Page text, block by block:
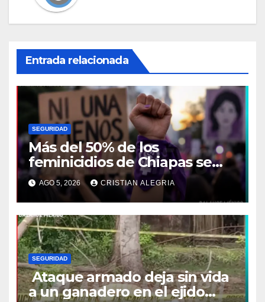
Entrada relacionada
SEGURIDAD
Más del 50% de los
feminicidios de Chiapas se
concentran en la Costa-
Soconusco
AGO 5, 2026 CRISTIAN ALEGRIA
SEGURIDAD
Ataque armado deja sin vida
a un ganadero en el ejido